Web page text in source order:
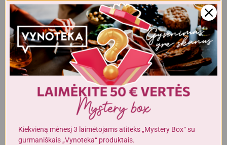
Realios prekės išvaizda gali šiek tiek skirtis nuo esančios nuotraukoje.
Prekės, kurias gausite, gali būti kitokioje pakuotėje bei kitokios
išvaizdos ar formos. Informacija produkto aprašyme, kuri pateikiama
elektroninėje parduotuvėje, yra bendro pobūdžio, todėl nėra tapati
informacijai, nurodomai ant produkto pakuotės. Ant produkto
pakuotės nurodoma informacija yra išsamesnė ir gali šiek tiek skirtis
nuo informacijos, nurodomos elektroninėje parduotuvėje pateiktų
prekių aprašymuose. Visada rekomenduojame perskaityti ir
vadovautis informacija, esančia ant prekės pakuotės. Akcijinių prekių
kiekis yra ribotas.
Dėmesio!Alkoholinius gėrimus gali įsigyti tik asmenys,
Kiekvieną mėnesį 3 laimėtojams atiteks „Mystery Box“ su
gurmaniškais „Vynoteka“ produktais.